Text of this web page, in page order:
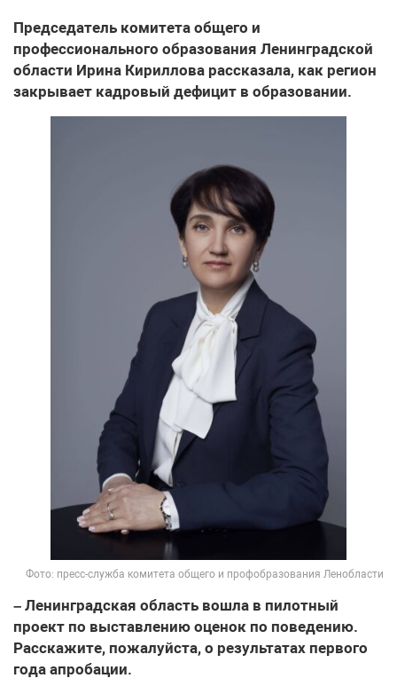
Председатель комитета общего и
профессионального образования Ленинградской
области Ирина Кириллова рассказала, как регион
закрывает кадровый дефицит в образовании.
Фото: пресс-служба комитета общего и профобразования Ленобласти
– Ленинградская область вошла в пилотный
проект по выставлению оценок по поведению.
Расскажите, пожалуйста, о результатах первого
года апробации.